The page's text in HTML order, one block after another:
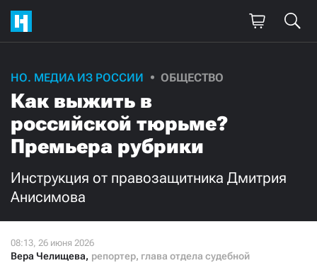
НО. МЕДИА ИЗ РОССИИ ОБЩЕСТВО
Как выжить в
российской тюрьме?
Премьера рубрики
Инструкция от правозащитника Дмитрия
Анисимова
Вера Челищева, репортер, глава отдела судебной